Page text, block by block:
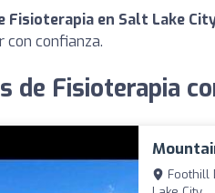
Fisioterapia en Salt Lake
con confianza.
de Fisioterapia
Foothill